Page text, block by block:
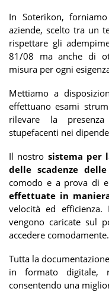
In Soterikon,
aziende, scelto tra un
rispettare gli
81/08 ma anche di
misura per ogni
Mettiamo a
effettuano esami
rilevare la
stupefacenti nei
Il nostro sistema per
delle scadenze
comodo e a prova di
effettuate in
velocità ed
vengono caricate sul
accedere comodamente.
Tutta la
in formato digitale,
consentendo una